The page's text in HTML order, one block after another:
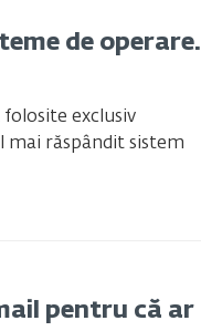
de operare.
exclusiv
mai răspândit sistem
pentru că ar